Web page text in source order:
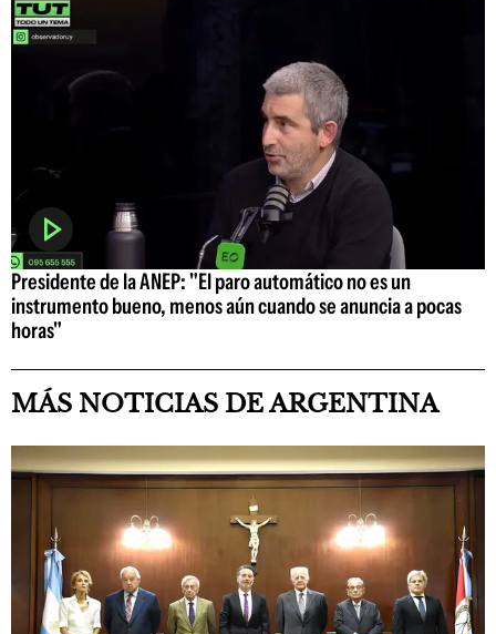
Presidente de la ANEP: "El paro automático no es un
instrumento bueno, menos aún cuando se anuncia a pocas
horas"
MÁS NOTICIAS DE ARGENTINA